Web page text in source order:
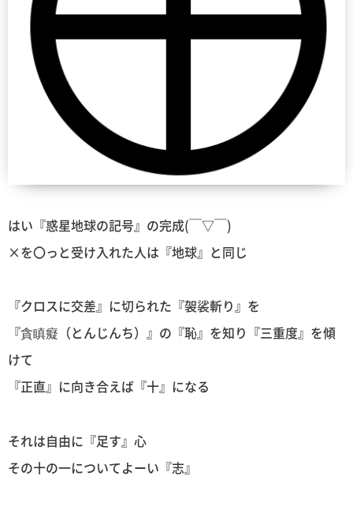
はい『惑星地球の記号』の完成(￣▽￣)
×を〇っと受け入れた人は『地球』と同じ
『クロスに交差』に切られた『袈裟斬り』を
『貪瞋癡（とんじんち）』の『恥』を知り『三重度』を傾
けて
『正直』に向き合えば『十』になる
それは自由に『足す』心
その十の一についてよーい『志』